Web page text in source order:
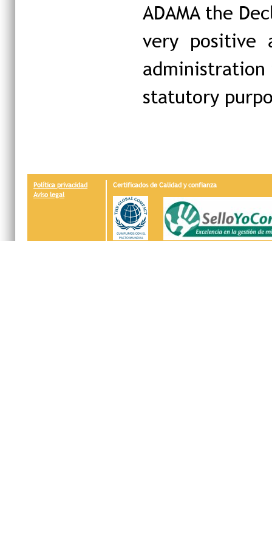
ADAMA the
very positive
statutory
Política privacidad
Aviso legal
Certificados de Calidad y confianza